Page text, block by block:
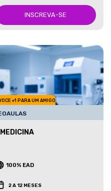
INSCREVA-SE
+1 PARA UM AMIGO
100% EAD
2 A 12 MESES